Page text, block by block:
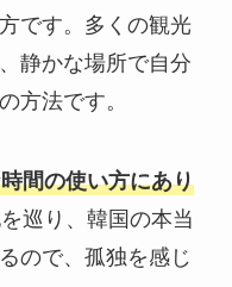
です。多くの観光
静かな場所で自分
方法です。
間の使い方にあり
巡り、韓国の本当
ので、孤独を感じ